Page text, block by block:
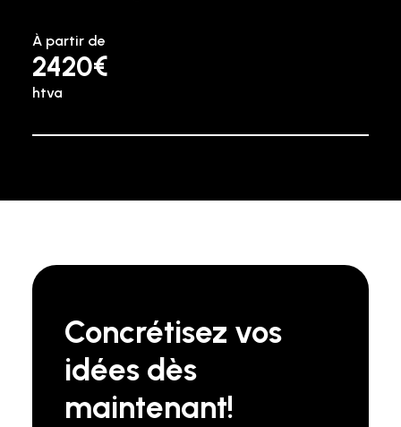
À partir de
2420€
htva
Concrétisez vos
idées dès
maintenant!